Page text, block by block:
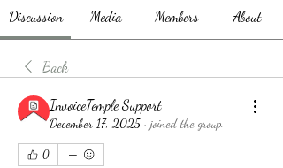
Discussion Media Members About
Back
InvoiceTemple Support
December 17, 2025 · joined the group.
0